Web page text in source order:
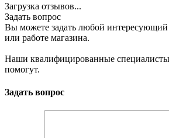
Загрузка отзывов...
Задать вопрос
Вы можете задать любой интересующий
или работе магазина.
Наши квалифицированные специалисты
помогут.
Задать вопрос